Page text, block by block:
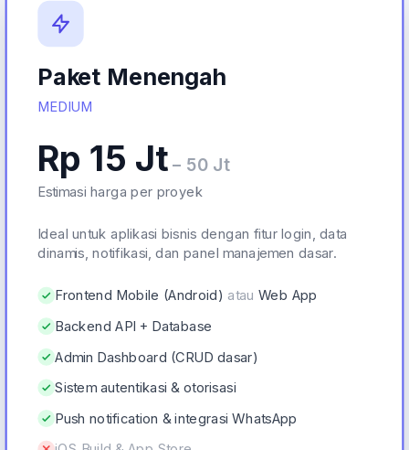
Paket Menengah
MEDIUM
Rp 15 Jt – 50 Jt
Estimasi harga per proyek
Ideal untuk aplikasi bisnis dengan fitur login, data
dinamis, notifikasi, dan panel manajemen dasar.
Frontend Mobile (Android) atau Web App
Backend API + Database
Admin Dashboard (CRUD dasar)
Sistem autentikasi & otorisasi
Push notification & integrasi WhatsApp